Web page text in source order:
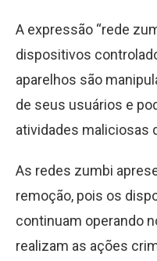
A expressão “rede
dispositivos
aparelhos são
de seus usuários e
atividades maliciosas
As redes zumbi
remoção, pois os
continuam operando
realizam as ações